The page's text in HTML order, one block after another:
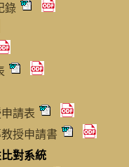
錄
請表
授申請書
對系統